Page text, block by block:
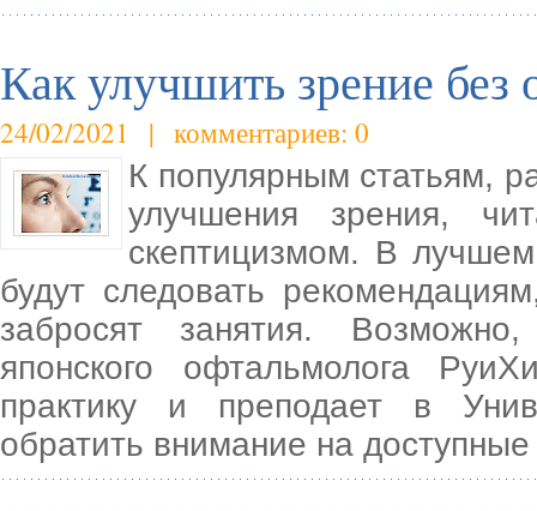
Как улучшить зрение без
24/02/2021 | комментариев: 0
К популярным статьям,
улучшения зрения,
скептицизмом. В
будут следовать
забросят занятия.
японского офтальмолога
практику и преподает в
обратить внимание на